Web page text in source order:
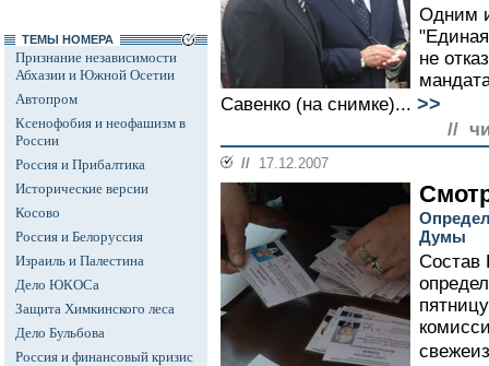
ТЕМЫ НОМЕРА
Признание независимости
Абхазии и Южной Осетии
Автопром
Ксенофобия и неофашизм в
России
Россия и Прибалтика
Исторические версии
Косово
Россия и Белоруссия
Израиль и Палестина
Дело ЮКОСа
Защита Химкинского леса
Дело Бульбова
Россия и финансовый кризис
Одним
не
Савенко (на снимке)... >>
//
// 17.12.2007
Думы
Состав